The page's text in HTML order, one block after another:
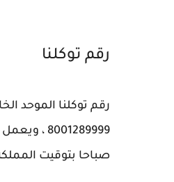
رقم توكلنا
رقم توكلنا الموحد
صباحا بتوقيت